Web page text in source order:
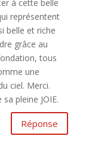
à cette belle
représentent
belle et riche
grâce au
tous
une
ciel. Merci.
pleine JOIE.
Réponse